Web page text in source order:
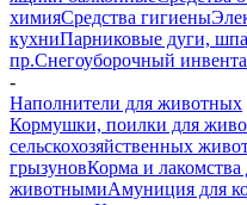
химияСредства гигиены
кухниПарниковые дуги,
пр.Снегоуборочный
-
Наполнители для животных
Кормушки, поилки для
сельскохозяйственных
грызуновКорма и лакомства
животнымиАмуниция для